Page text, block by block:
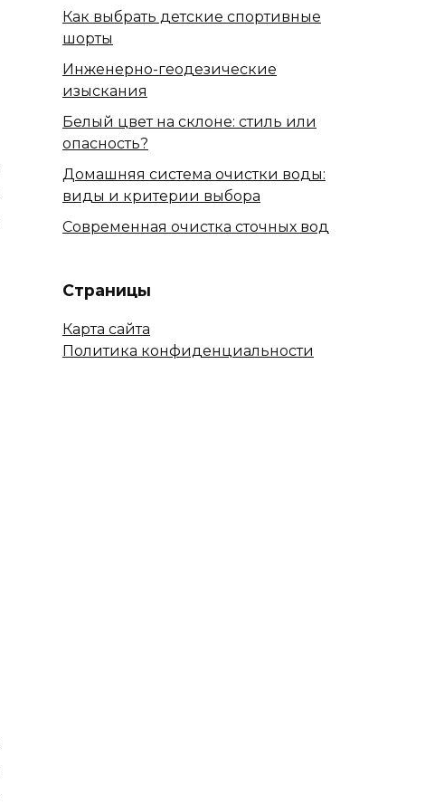
Как выбрать детские спортивные
шорты
Инженерно-геодезические
изыскания
Белый цвет на склоне: стиль или
опасность?
Домашняя система очистки воды:
виды и критерии выбора
Современная очистка сточных вод
Страницы
Карта сайта
Политика конфиденциальности